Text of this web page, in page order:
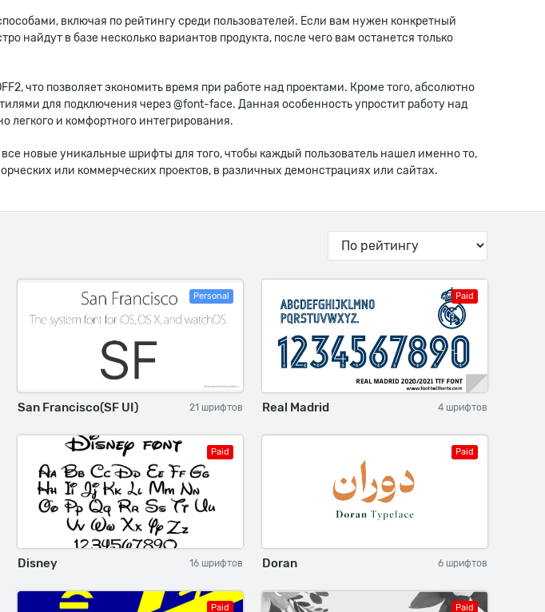
включая по рейтингу среди пользователей. Если вам нужен конкретный
в базе несколько вариантов продукта, после чего вам останется только
что позволяет экономить время при работе над проектами. Кроме того, абсолютно
для подключения через @font-face. Данная особенность упростит работу над
легкого и комфортного интегрирования.
новые уникальные шрифты для того, чтобы каждый пользователь нашел именно то,
или коммерческих проектов, в различных демонстрациях или сайтах.
Personal
San Francisco(SF UI) 21 шрифтов
Paid
Real Madrid 4 шрифтов
Paid
Disney 16 шрифтов
Paid
Doran 6 шрифтов
Paid Paid